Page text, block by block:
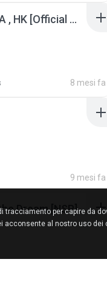
KRK - เธอทิ้งฉันไว้ Ft.N/A , HK [Official MV]
8 mesi fa
9 mesi fa
Tomodachi Life Living the Dream [NSP].torrent
per capire da
acconsente al nostro uso